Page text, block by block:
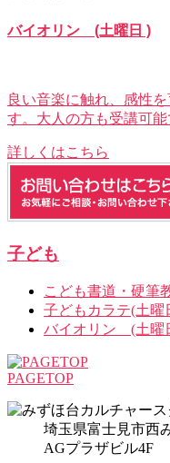
バイオリン (土曜日 )
良い音楽に触れ、感性
す。大人の方も受講可能
詳しくはこちら
子ども
こども書道・硬筆
子どもカラテ(土曜
バイオリン (土曜
PAGETOP
埼玉県富士見市西
AGプラザビル4F